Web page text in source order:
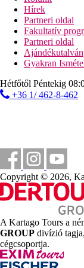
Sport és
spa- és
Ellátás
All
ételek,
bárok
0 m
Távolság a
20 km
Távolság a
Városközpont
0 m
Vásárlás
Hírek
Partneri oldal
Fakultatív
Partneri oldal
Gyakran
Hétfőtől Péntekig
+36 1/ 462-8-462
Copyright © 2026,
A Kartago Tours a
GROUP divízió
cégcsoportja.